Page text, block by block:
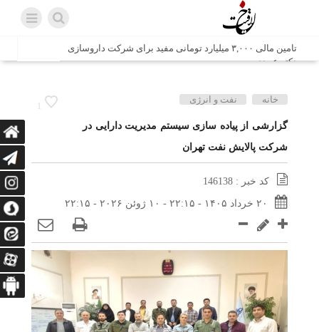
تامین مالی ۳,۰۰۰ میلیارد تومانی مفید برای شرکت داروسازی
دکتر عبیدی
شش وزیر کابینه پاکستان با حضور در سفارت ایران در اسلام
اتابک: ظرفیت های جدید همکاری‌های تجاری ایران و پاکستان با
محوریت بخش خصوصی فعال می‌شود
در مسیر جا‌مانده‌ها، دل‌ها به کربلا رسیده است
وزیر صمت خواستار پیگیری کانتینرهای ایرانی در بندر کراچی
شد / تجارت ۱۰ میلیارد دلاری ایران و پاکستان
هدیه ویژه همراهی اربعین شرکت مخابرات ایران؛ «نگارا»
ارتباط زائران را آسان‌تر می‌کند
زائران اربعین با کد ملی، خط تلفن ثابت رایگان با تلفن همراه
دریافت می‌کنند
1
خانه نفت و انرژی
گزارشی از پیاده­ سازی سیستم مدیریت دارایی در
شرکت پالایش نفت تهران
کد خبر : 146138
۲۰ خرداد ۱۴۰۵ - ۲۲:۱۵ - ۱۰ ژوئن ۲۰۲۶ - ۲۲:۱۵